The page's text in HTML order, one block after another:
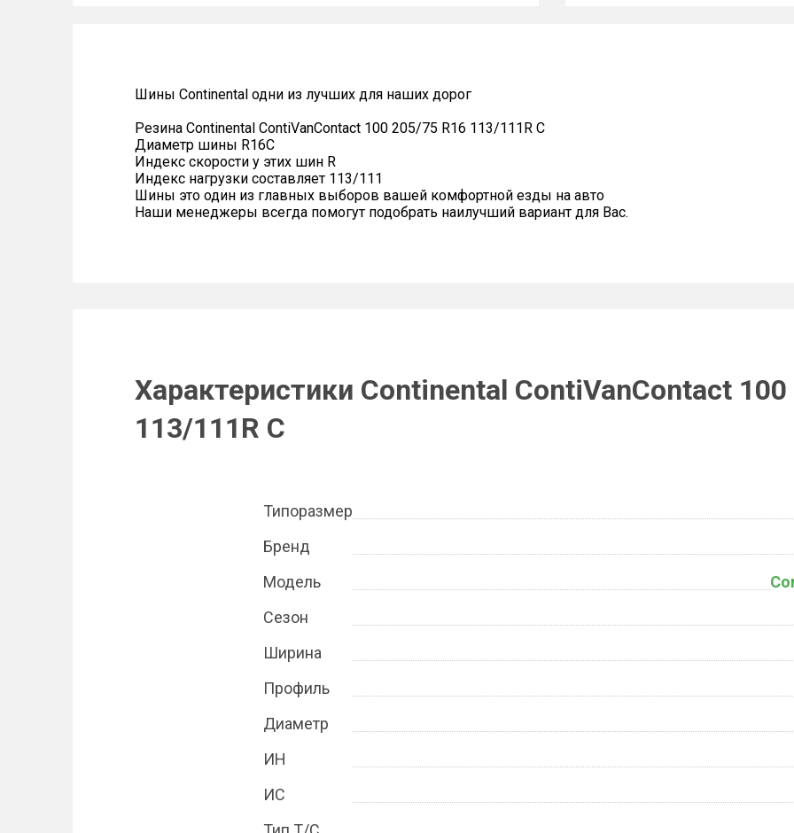
Шины Continental одни из лучших для наших дорог
Резина Continental ContiVanContact 100 205/75 R16 113/111R C
Диаметр шины R16C
Индекс скорости у этих шин R
Индекс нагрузки составляет 113/111
Шины это один из главных выборов вашей комфортной езды на авто
Наши менеджеры всегда помогут подобрать наилучший вариант для Вас.
Характеристики Continental ContiVanContact
113/111R C
Типоразмер
Бренд
Модель
Сезон
Ширина
Профиль
Диаметр
ИН
ИС